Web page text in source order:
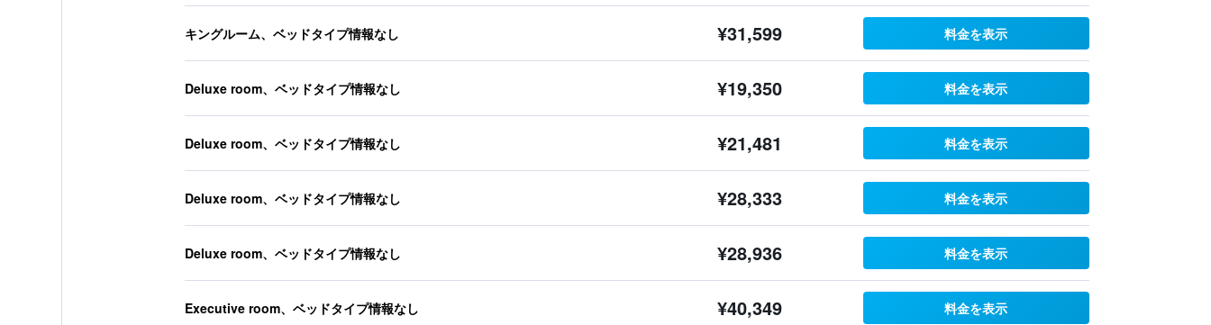
キングルーム、ベッドタイプ情報なし ¥31,599 料金を表示
Deluxe room、ベッドタイプ情報なし ¥19,350 料金を表示
Deluxe room、ベッドタイプ情報なし ¥21,481 料金を表示
Deluxe room、ベッドタイプ情報なし ¥28,333 料金を表示
Deluxe room、ベッドタイプ情報なし ¥28,936 料金を表示
Executive room、ベッドタイプ情報なし ¥40,349 料金を表示